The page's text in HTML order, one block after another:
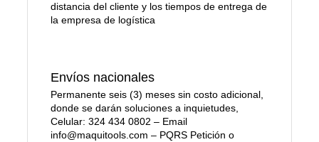
distancia del cliente y los tiempos de entrega de
la empresa de logística
Envíos nacionales
Permanente seis (3) meses sin costo adicional,
donde se darán soluciones a inquietudes,
Celular: 324 434 0802 – Email
info@maquitools.com – PQRS Petición o